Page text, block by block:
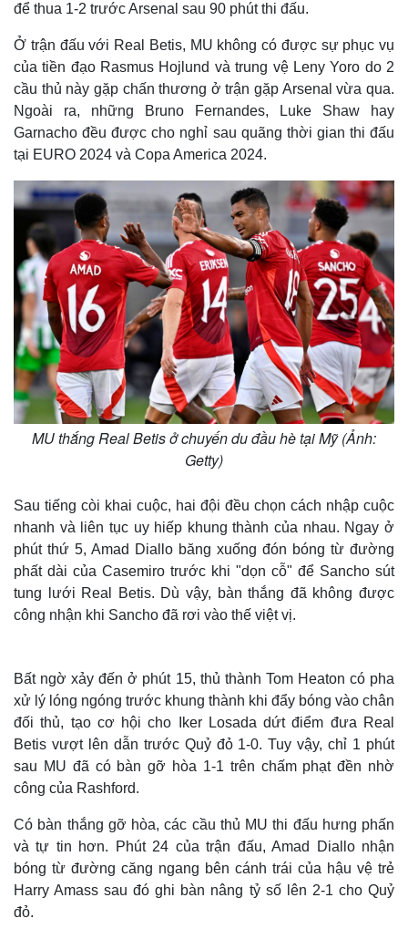
để thua 1-2 trước Arsenal sau 90 phút thi đấu.
Ở trận đấu với Real Betis, MU không có được sự phục vụ
của tiền đạo Rasmus Hojlund và trung vệ Leny Yoro do 2
cầu thủ này gặp chấn thương ở trận gặp Arsenal vừa qua.
Ngoài ra, những Bruno Fernandes, Luke Shaw hay
Garnacho đều được cho nghỉ sau quãng thời gian thi đấu
tại EURO 2024 và Copa America 2024.
MU thắng Real Betis ở chuyến du đầu hè tại Mỹ (Ảnh:
Getty)
Sau tiếng còi khai cuộc, hai đội đều chọn cách nhập cuộc
nhanh và liên tục uy hiếp khung thành của nhau. Ngay ở
phút thứ 5, Amad Diallo băng xuống đón bóng từ đường
phất dài của Casemiro trước khi "dọn cỗ" để Sancho sút
tung lưới Real Betis. Dù vậy, bàn thắng đã không được
công nhận khi Sancho đã rơi vào thế việt vị.
Bất ngờ xảy đến ở phút 15, thủ thành Tom Heaton có pha
xử lý lóng ngóng trước khung thành khi đẩy bóng vào chân
đối thủ, tạo cơ hội cho Iker Losada dứt điểm đưa Real
Betis vượt lên dẫn trước Quỷ đỏ 1-0. Tuy vậy, chỉ 1 phút
sau MU đã có bàn gỡ hòa 1-1 trên chấm phạt đền nhờ
công của Rashford.
Có bàn thắng gỡ hòa, các cầu thủ MU thi đấu hưng phấn
và tự tin hơn. Phút 24 của trận đấu, Amad Diallo nhận
bóng từ đường căng ngang bên cánh trái của hậu vệ trẻ
Harry Amass sau đó ghi bàn nâng tỷ số lên 2-1 cho Quỷ
đỏ.